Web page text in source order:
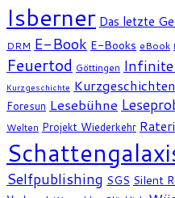
Isberner Das letzte
DRM E-Book E-Books eBook
Feuertod Göttingen
Kurzgeschichte Kurzgeschichten
Foresun Lesebühne
Welten Projekt Wiederkehr Rateri
Selfpublishing SGS Silent